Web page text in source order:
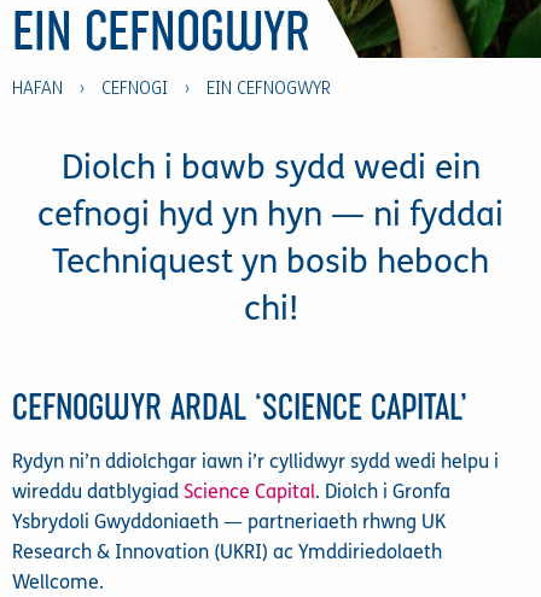
EIN CEFNOGWYR
HAFAN › CEFNOGI › EIN CEFNOGWYR
Diolch i bawb sydd wedi ein
cefnogi hyd yn hyn — ni fyddai
Techniquest yn bosib heboch
chi!
CEFNOGWYR ARDAL ‘SCIENCE CAPITAL’
Rydyn ni’n ddiolchgar iawn i’r cyllidwyr sydd wedi helpu i
wireddu datblygiad Science Capital. Diolch i Gronfa
Ysbrydoli Gwyddoniaeth — partneriaeth rhwng UK
Research & Innovation (UKRI) ac Ymddiriedolaeth
Wellcome.